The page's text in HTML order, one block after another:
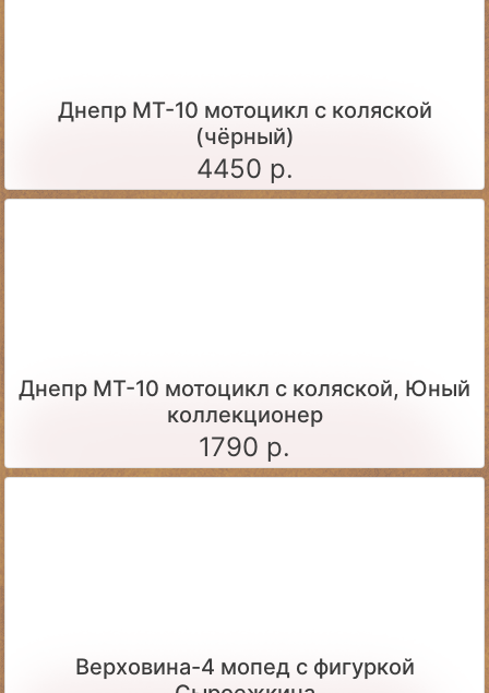
Днепр МТ-10 мотоцикл с коляской
(чёрный)
4450 р.
Днепр МТ-10 мотоцикл с коляской, Юный
коллекционер
1790 р.
Верховина-4 мопед с фигуркой